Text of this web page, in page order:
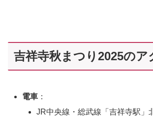
吉祥寺秋まつり2025のア
電車 ：
JR中央線・総武線「吉祥寺駅」